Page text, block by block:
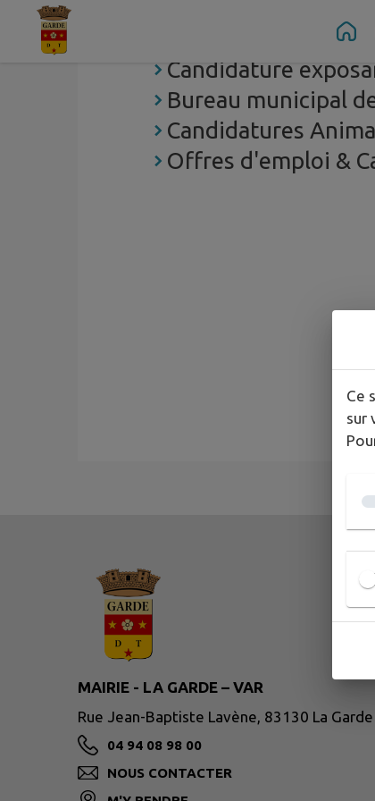
Contenu Pied de page
Candidature
Bureau municipal
Candidatures
Offres d'emploi &
MAIRIE - LA GARDE – VAR
Rue Jean-Baptiste Lavène, 83130 La Garde
04 94 08 98 00
NOUS CONTACTER
Ce
sur